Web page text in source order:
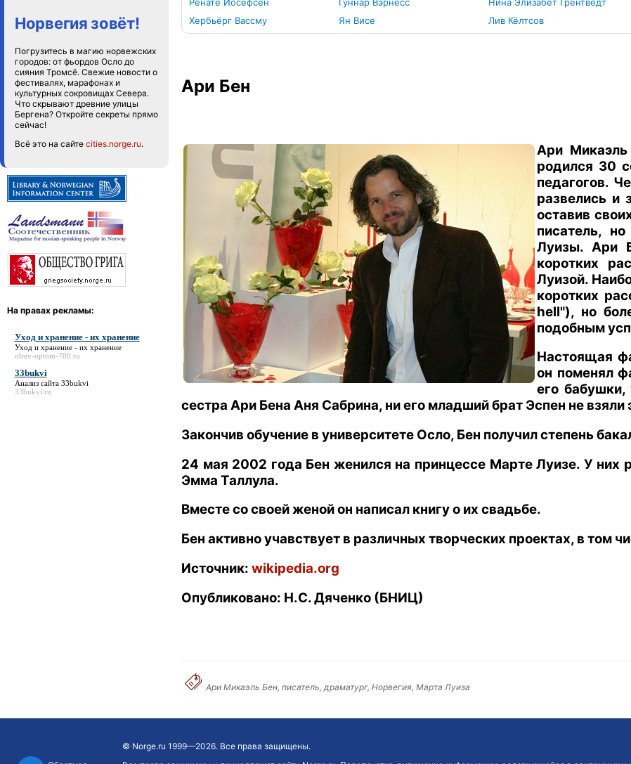
Норвегия зовёт!
Погрузитесь в магию норвежских
городов: от фьордов Осло до
сияния Тромсё. Свежие новости о
фестивалях, марафонах и
культурных сокровищах Севера.
Что скрывают древние улицы
Бергена? Откройте секреты прямо
сейчас!
Всё это на сайте cities.norge.ru.
На правах рекламы:
Уход и хранение - их хранение
Уход и хранение - их хранение
obuv-optom-700.ru
33bukvi
Анализ сайта 33bukvi
33bukvi.ru
Хербьёрг Вассму
Ян Висе Лив Кёлтсов
Ари Бен
Ари
родился 30
педагогов.
развелись и
оставив
писатель,
Луизы. Ари
коротких
Луизой.
коротких
hell"), но
подобным
Настоящая
он поменял
его
сестра Ари Бена Аня Сабрина, ни его младший брат Эспен не
Закончив обучение в университете Осло, Бен получил степень
24 мая 2002 года Бен женился на принцессе Марте Луизе. У них
Эмма Таллула.
Вместе со своей женой он написал книгу о их свадьбе.
Бен активно учавствует в различных творческих проектах, в том
Источник: wikipedia.org
Опубликовано: Н.С. Дяченко (БНИЦ)
Ари Микаэль Бен, писатель, драматург, Норвегия, Марта Луиза
© Norge.ru 1999—2026. Все права защищены.